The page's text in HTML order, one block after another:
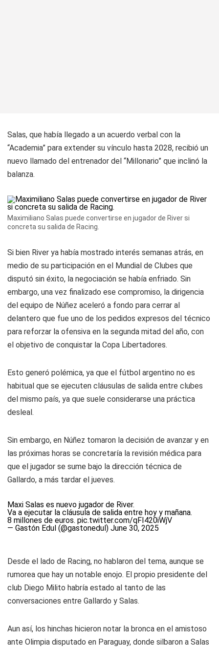
Salas, que había llegado a un acuerdo verbal con la
“Academia” para extender su vínculo hasta 2028, recibió un
nuevo llamado del entrenador del “Millonario” que inclinó la
balanza.
Maximiliano Salas puede convertirse en jugador de River si
concreta su salida de Racing.
Si bien River ya había mostrado interés semanas atrás, en
medio de su participación en el Mundial de Clubes que
disputó sin éxito, la negociación se había enfriado. Sin
embargo, una vez finalizado ese compromiso, la dirigencia
del equipo de Núñez aceleró a fondo para cerrar al
delantero que fue uno de los pedidos expresos del técnico
para reforzar la ofensiva en la segunda mitad del año, con
el objetivo de conquistar la Copa Libertadores.
Esto generó polémica, ya que el fútbol argentino no es
habitual que se ejecuten cláusulas de salida entre clubes
del mismo país, ya que suele considerarse una práctica
desleal.
Sin embargo, en Núñez tomaron la decisión de avanzar y en
las próximas horas se concretaría la revisión médica para
que el jugador se sume bajo la dirección técnica de
Gallardo, a más tardar el jueves.
Maxi Salas es nuevo jugador de River.
Va a ejecutar la cláusula de salida entre hoy y mañana.
8 millones de euros. pic.twitter.com/qFI420iWjV
— Gastón Edul (@gastonedul) June 30, 2025
Desde el lado de Racing, no hablaron del tema, aunque se
rumorea que hay un notable enojo. El propio presidente del
club Diego Milito habría estado al tanto de las
conversaciones entre Gallardo y Salas.
Aun así, los hinchas hicieron notar la bronca en el amistoso
ante Olimpia disputado en Paraguay, donde silbaron a Salas